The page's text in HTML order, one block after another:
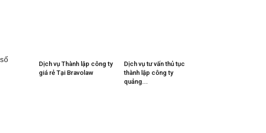
Dịch vụ Thành lập công ty
giá rẻ Tại Bravolaw
Dịch vụ tư vấn thủ tục
thành lập công ty
quảng...